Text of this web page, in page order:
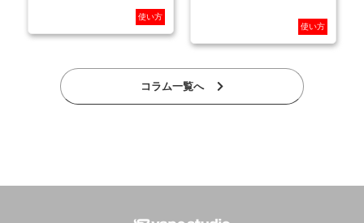
使い方
使い方
コラム一覧へ